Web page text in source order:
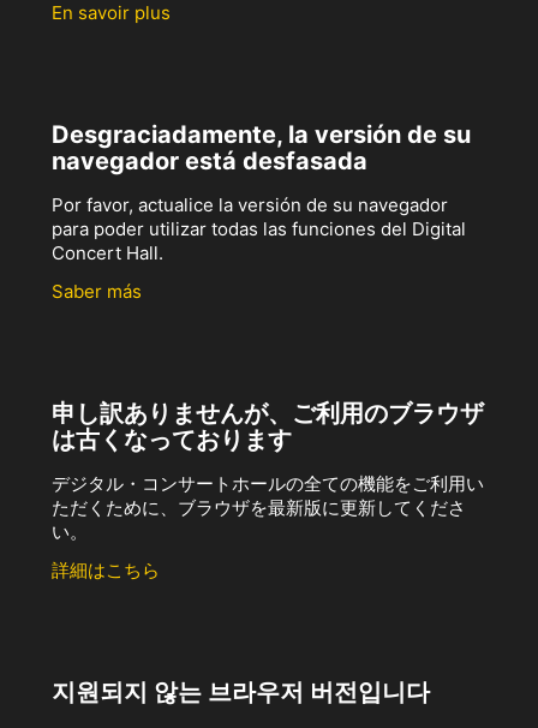
En savoir plus
Desgraciadamente, la versión de su
navegador está desfasada
Por favor, actualice la versión de su navegador
para poder utilizar todas las funciones del Digital
Concert Hall.
Saber más
申し訳ありませんが、ご利用のブラウザ
は古くなっております
デジタル・コンサートホールの全ての機能をご利用い
ただくために、ブラウザを最新版に更新してくださ
い。
詳細はこちら
지원되지 않는 브라우저 버전입니다